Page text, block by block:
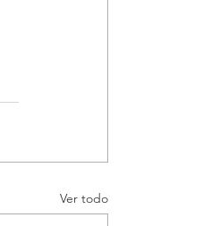
Ver todo